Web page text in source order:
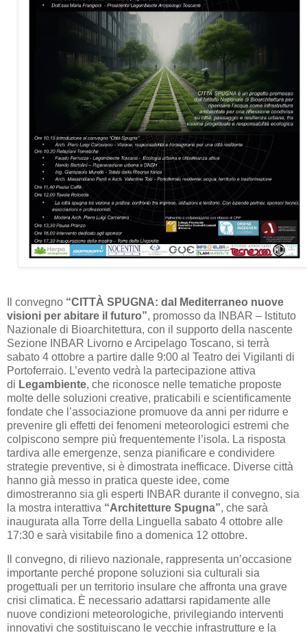
Il convegno “CITTÀ SPUGNA: dal Mediterraneo nuove
visioni per abitare il futuro”, promosso da INBAR – Istituto
Nazionale di Bioarchitettura, con il supporto della nascente
Sezione INBAR Livorno e Arcipelago Toscano, si terrà
sabato 4 ottobre a partire dalle 9:00 al Teatro dei Vigilanti di
Portoferraio. L’evento vedrà la partecipazione attiva
di Legambiente, che riconosce nelle tematiche proposte
molte delle soluzioni creative, praticabili e scientificamente
fondate che l’associazione promuove da anni per ridurre e
prevenire gli effetti dei fenomeni meteorologici estremi che
colpiscono sempre più frequentemente l’isola. La risposta
tardiva alle emergenze, senza pianificare e condividere
strategie preventive, si è dimostrata inefficace. Diverse città
hanno già messo in pratica queste idee, come
dimostreranno sia gli esperti INBAR durante il convegno, sia
la mostra interattiva “Architetture Spugna”, che sarà
inaugurata alla Torre della Linguella sabato 4 ottobre alle
17:30 e sarà visitabile fino a domenica 12 ottobre.
Il convegno, di rilievo nazionale, rappresenta un’occasione
importante perché propone soluzioni sia culturali sia
progettuali per un territorio insulare che affronta una grave
crisi climatica. È necessario adattarsi rapidamente alle
nuove condizioni meteorologiche, privilegiando interventi
innovativi che sostituiscano le vecchie infrastrutture e la